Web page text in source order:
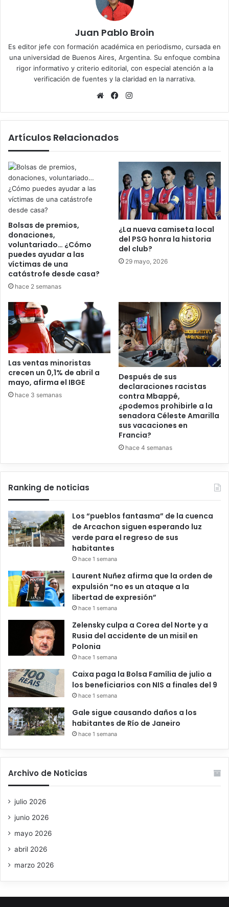
Juan Pablo Broin
Es editor jefe con formación académica en periodismo, cursada en
una universidad de Buenos Aires, Argentina. Su enfoque combina
rigor informativo y criterio editorial, con especial atención a la
verificación de fuentes y la claridad en la narrativa.
Sitio
Facebook
Artículos Relacionados
Bolsas de premios,
donaciones,
voluntariado… ¿Cómo
puedes ayudar a las
víctimas de una
catástrofe desde casa?
hace 2 semanas
¿La nueva camiseta local
del PSG honra la historia
del club?
29 mayo, 2026
Las ventas minoristas
crecen un 0,1% de abril a
mayo, afirma el IBGE
hace 3 semanas
Después de sus
declaraciones racistas
contra Mbappé,
¿podemos prohibirle a la
senadora Céleste Amarilla
sus vacaciones en
Francia?
hace 4 semanas
Ranking de noticias
Los “pueblos fantasma” de la cuenca
de Arcachon siguen esperando luz
verde para el regreso de sus
habitantes
hace 1 semana
Laurent Nuñez afirma que la orden de
expulsión “no es un ataque a la
libertad de expresión”
hace 1 semana
Zelensky culpa a Corea del Norte y a
Rusia del accidente de un misil en
Polonia
hace 1 semana
Caixa paga la Bolsa Família de julio a
los beneficiarios con NIS a finales del 9
hace 1 semana
Gale sigue causando daños a los
habitantes de Río de Janeiro
hace 1 semana
Archivo de Noticias
julio 2026
junio 2026
mayo 2026
abril 2026
marzo 2026